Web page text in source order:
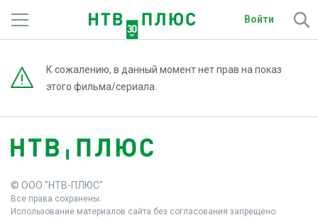
Войти
Фильмы и сериалы
Подписки
Радио
К сожалению, в данный момент нет прав на показ
этого фильма/сериала.
© ООО "НТВ-ПЛЮС"
Все права сохранены.
Использование материалов сайта без согласования запрещено.